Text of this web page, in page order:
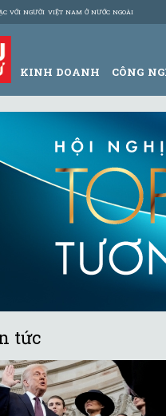
VỚI NGƯỜI VIỆT NAM Ở NƯỚC NGOÀI
KINH DOANH CÔNG
tức